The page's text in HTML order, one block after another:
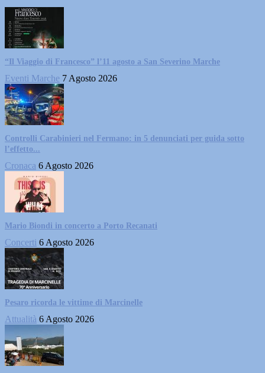
“Il Viaggio di Francesco” l’11 agosto a San Severino Marche
Eventi Marche 7 Agosto 2026
Controlli Carabinieri nel Fermano: in 5 denunciati per guida sotto
l’effetto...
Cronaca 6 Agosto 2026
Mario Biondi in concerto a Porto Recanati
Concerti 6 Agosto 2026
Pesaro ricorda le vittime di Marcinelle
Attualità 6 Agosto 2026